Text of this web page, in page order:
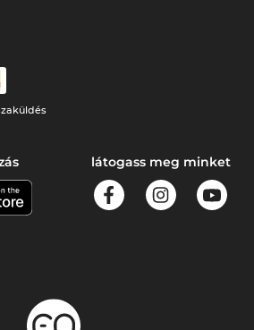
látogass meg minket